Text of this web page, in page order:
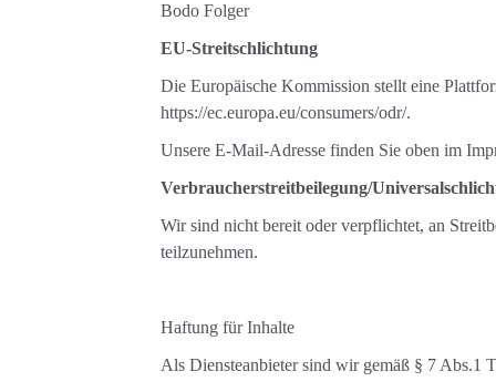
Bodo Folger
EU-Streitschlichtung
Die Europäische Kommission stellt eine
https://ec.europa.eu/consumers/odr/.
Unsere E-Mail-Adresse finden Sie oben im
Verbraucherstreitbeilegung/
Wir sind nicht bereit oder verpflichtet, an
teilzunehmen.
Haftung für Inhalte
Als Diensteanbieter sind wir gemäß § 7 Abs.1